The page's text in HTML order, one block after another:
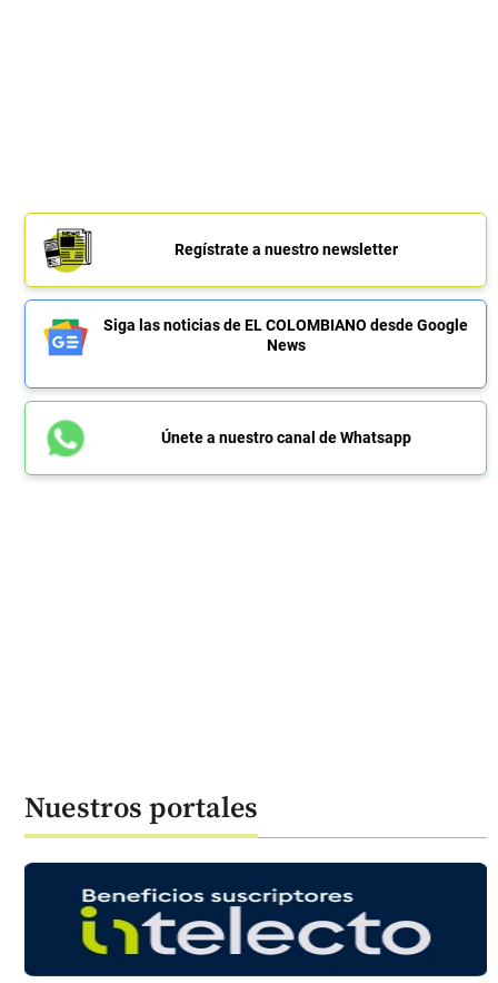
Regístrate a nuestro newsletter
Siga las noticias de EL COLOMBIANO desde Google
News
Únete a nuestro canal de Whatsapp
Nuestros portales